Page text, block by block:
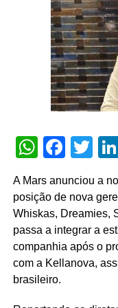
clientes”, destaca
A movimentação
integrada às demais
Além dos serviços
e mídia, a Cheil
, eventos,live
inteligência artificial.
A Mars anunciou a
posição de nova
Whiskas, Dreamies,
passa a integrar a
companhia após o
com a Kellanova,
brasileiro.